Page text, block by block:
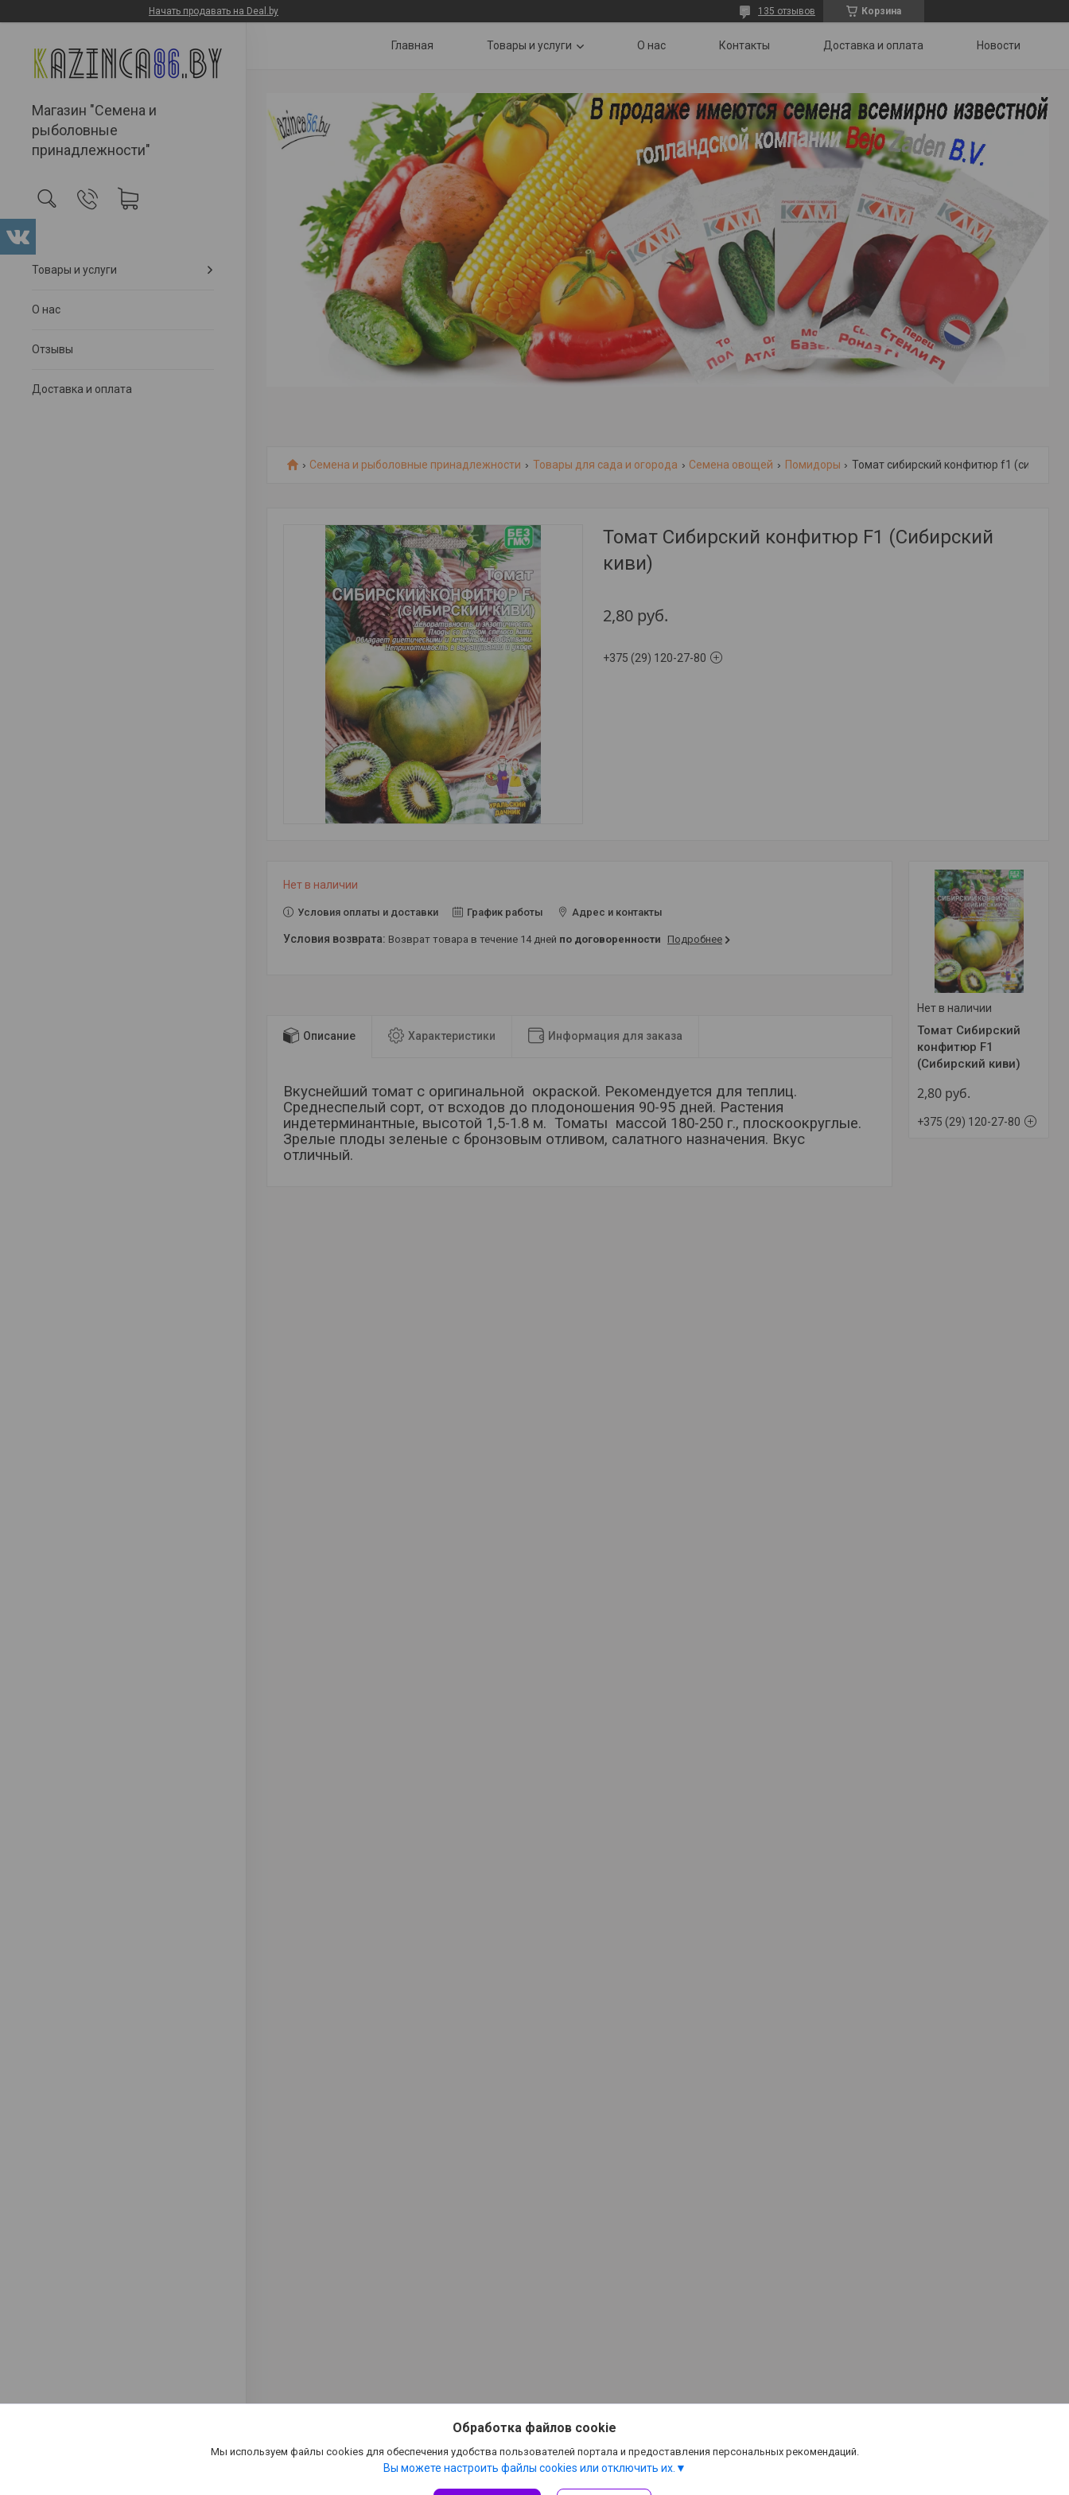
Начать продавать на Deal.by Корзина
135 отзывов
Магазин "Семена и
рыболовные
принадлежности"
Товары и услуги
О нас
Отзывы
Доставка и оплата
Главная Товары и услуги О нас Контакты Доставка и оплата Новости
Семена и рыболовные принадлежности Товары для сада и огорода Семена овощей Помидоры
Томат Сибирский конфитюр F1 (Сибирский
киви)
2,80 руб.
+375 (29) 120-27-80
Нет в наличии
Томат Сибирский
конфитюр F1
(Сибирский киви)
2,80 руб.
+375 (29) 120-27-80
Нет в наличии
Условия оплаты и доставки График работы Адрес и контакты
возврат товара в течение 14 дней по договоренности Подробнее
Описание Характеристики Информация для заказа
Вкуснейший томат с оригинальной окраской. Рекомендуется для теплиц.
Среднеспелый сорт, от всходов до плодоношения 90-95 дней. Растения
индетерминантные, высотой 1,5-1.8 м. Томаты массой 180-250 г., плоскоокруглые.
Зрелые плоды зеленые с бронзовым отливом, салатного назначения. Вкус
отличный.
Обработка файлов cookie
Мы используем файлы cookies для обеспечения удобства пользователей портала и предоставления персональных рекомендаций.
Вы можете настроить файлы cookies или отключить их.